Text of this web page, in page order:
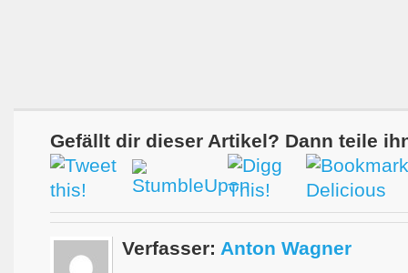
Gefällt dir dieser Artikel? Dann teile
Verfasser: Anton Wagner